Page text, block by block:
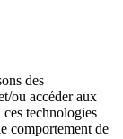
des
ou accéder aux
technologies
comportement de